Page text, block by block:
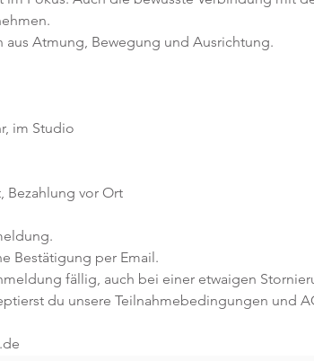
Atmung, Bewegung und Ausrichtung.
im Studio
Bezahlung vor Ort
Bestätigung per Email.
fällig, auch bei einer etwaigen
du unsere Teilnahmebedingungen und